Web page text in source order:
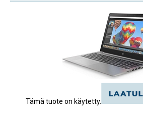
Tämä tuote on käytetty.